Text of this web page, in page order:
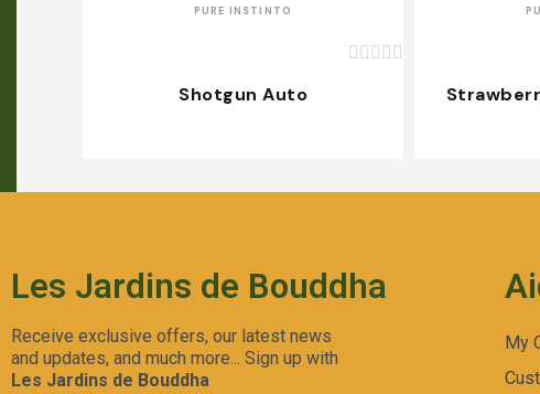
PURE INSTINTO
    
Shotgun Auto
Les Jardins de Bouddha
Receive exclusive offers, our latest news
and updates, and much more... Sign up with
Les Jardins de Bouddha
My